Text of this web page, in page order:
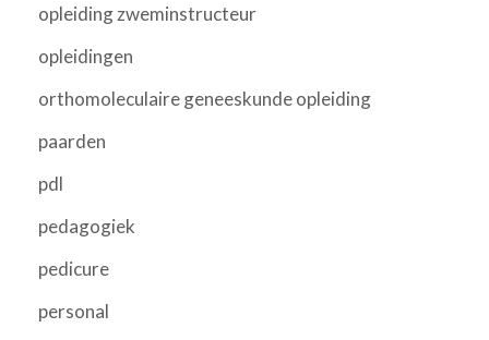
opleiding zweminstructeur
opleidingen
orthomoleculaire geneeskunde opleiding
paarden
pdl
pedagogiek
pedicure
personal